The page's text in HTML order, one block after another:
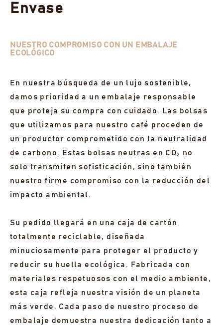
Envase
NUESTRO COMPROMISO CON UN EMBALAJE
ECOLÓGICO
En nuestra búsqueda de un lujo sostenible,
damos prioridad a un embalaje responsable
que proteja su compra con cuidado. Las bolsas
que utilizamos para nuestro café proceden de
un productor comprometido con la neutralidad
de carbono. Estas bolsas neutras en CO₂ no
solo transmiten sofisticación, sino también
nuestro firme compromiso con la reducción del
impacto ambiental.
Su pedido llegará en una caja de cartón
totalmente reciclable, diseñada
minuciosamente para proteger el producto y
reducir su huella ecológica. Fabricada con
materiales respetuosos con el medio ambiente,
esta caja refleja nuestra visión de un planeta
más verde. Cada paso de nuestro proceso de
embalaje demuestra nuestra dedicación tanto a